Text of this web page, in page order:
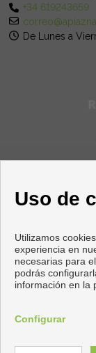
+34 619243659
De Lunes a
Pisos y casas en
Uso de
Utilizamos
experiencia en
necesarias para
podrás
información en la
Configurar